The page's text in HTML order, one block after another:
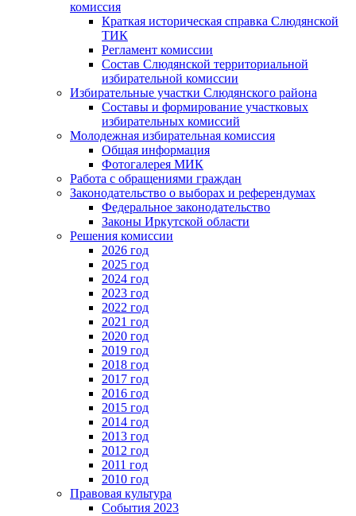
комиссия
Краткая историческая справка Слюдянской
ТИК
Регламент комиссии
Состав Слюдянской территориальной
избирательной комиссии
Избирательные участки Слюдянского района
Составы и формирование участковых
избирательных комиссий
Молодежная избирательная комиссия
Общая информация
Фотогалерея МИК
Работа с обращениями граждан
Законодательство о выборах и референдумах
Федеральное законодательство
Законы Иркутской области
Решения комиссии
2026 год
2025 год
2024 год
2023 год
2022 год
2021 год
2020 год
2019 год
2018 год
2017 год
2016 год
2015 год
2014 год
2013 год
2012 год
2011 год
2010 год
Правовая культура
События 2023